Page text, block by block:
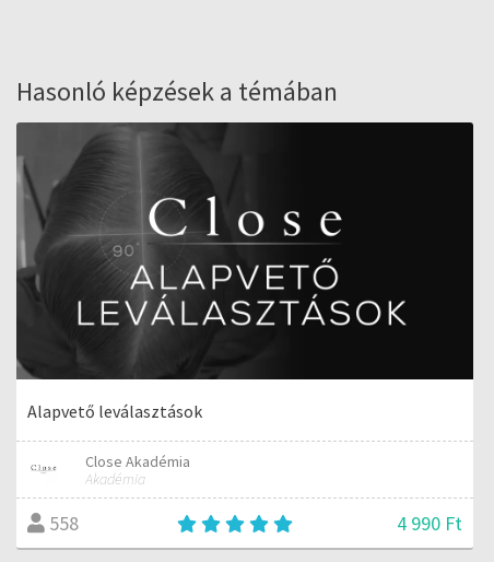
Hasonló képzések a témában
Alapvető leválasztások
Close Akadémia
Akadémia
558 4 990 Ft